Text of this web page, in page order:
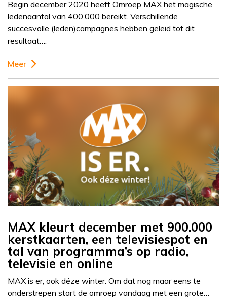
Begin december 2020 heeft Omroep MAX het magische
ledenaantal van 400.000 bereikt. Verschillende
succesvolle (leden)campagnes hebben geleid tot dit
resultaat….
Meer
MAX kleurt december met 900.000
kerstkaarten, een televisiespot en
tal van programma’s op radio,
televisie en online
MAX is er, ook déze winter. Om dat nog maar eens te
onderstrepen start de omroep vandaag met een grote…